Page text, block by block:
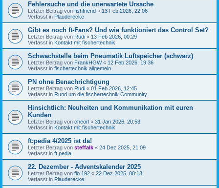
Fehlersuche und die unerwartete Ursache
Letzter Beitrag von fishfriend « 13 Feb 2026, 22:06
Verfasst in Plauderecke
Gibt es noch ft-Fans? Und wie funktioniert das Control Set?
Letzter Beitrag von Rudi « 13 Feb 2026, 00:29
Verfasst in Kontakt mit fischertechnik
Schwachstelle beim Pneumatik Luftspeicher (schwarz)
Letzter Beitrag von FrankHGW« 12 Feb 2026, 19:36
Verfasst in fischertechnik allgemein
PN ohne Benachrichtigung
Letzter Beitrag von Rudi « 01 Feb 2026, 12:45
Verfasst in Rund um die fischertechnik Community
Hinsichtlich: Neuheiten und Kommunikation mit euren
Kunden
Letzter Beitrag von cheorl « 31 Jan 2026, 20:53
Verfasst in Kontakt mit fischertechnik
ft:pedia 4/2025 ist da!
Letzter Beitrag von steffalk « 24 Dez 2025, 21:09
Verfasst in ft:pedia
22. Dezember - Adventskalender 2025
Letzter Beitrag von flo 192 « 22 Dez 2025, 08:13
Verfasst in Plauderecke